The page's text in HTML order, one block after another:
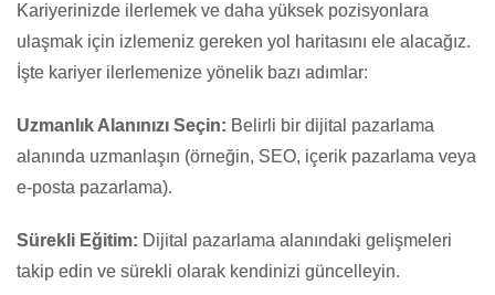
Kariyerinizde ilerlemek ve daha yüksek pozisyonlara
ulaşmak için izlemeniz gereken yol haritasını ele alacağız.
İşte kariyer ilerlemenize yönelik bazı adımlar:
Uzmanlık Alanınızı Seçin: Belirli bir dijital pazarlama
alanında uzmanlaşın (örneğin, SEO, içerik pazarlama veya
e-posta pazarlama).
Sürekli Eğitim: Dijital pazarlama alanındaki gelişmeleri
takip edin ve sürekli olarak kendinizi güncelleyin.